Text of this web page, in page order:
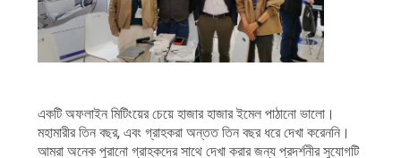
একটি অফলাইন মিটিংয়ের চেয়ে হাজার হাজার ইমেল পাঠানো ভালো।
মহামারীর তিন বছর, এবং গ্রাহকরা অন্তত তিন বছর ধরে দেখা করেননি।
আমরা অনেক পুরানো গ্রাহকদের সাথে দেখা করার জন্য প্রদর্শনীর সুযোগটি